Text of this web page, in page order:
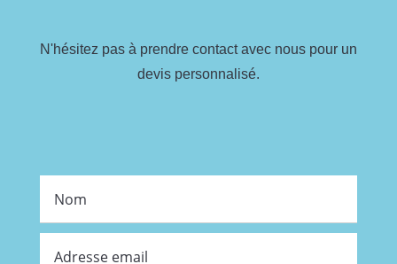
N'hésitez pas à prendre contact avec nous pour un
devis personnalisé.